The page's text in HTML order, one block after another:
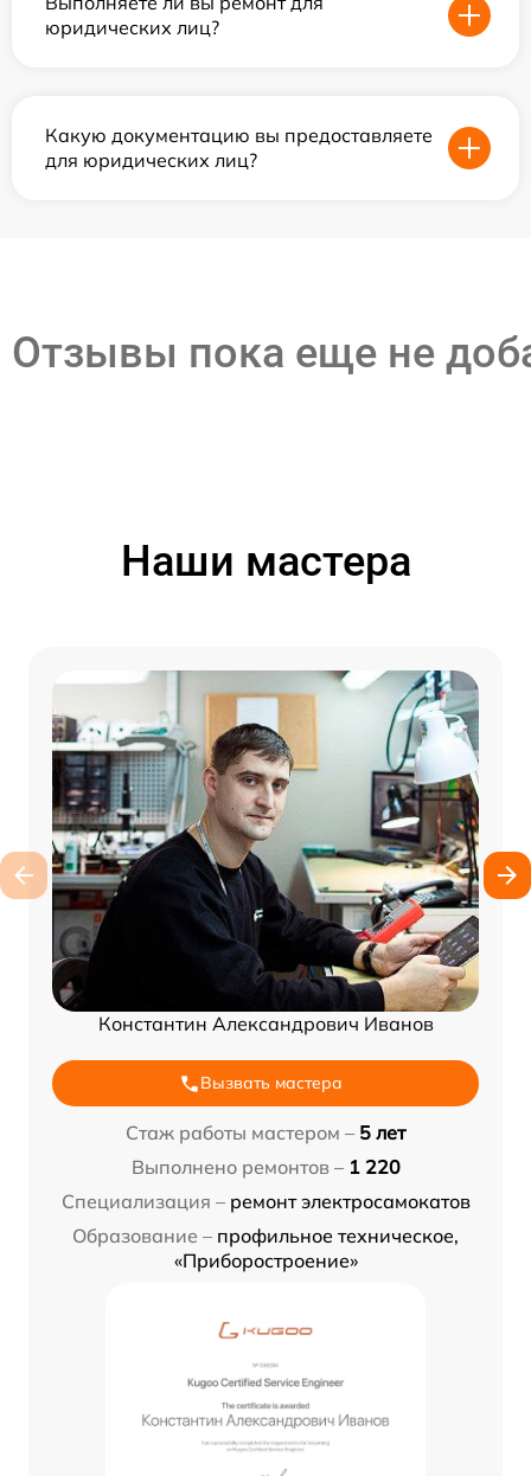
юридических лиц?
Какую документацию вы предоставляете
для юридических лиц?
Отзывы пока еще не
Наши мастера
Константин Александрович Иванов
Вызвать мастера
Стаж работы мастером – 5 лет
Выполнено ремонтов – 1 220
Специализация – ремонт электросамокатов
Образование – профильное техническое,
«Приборостроение»